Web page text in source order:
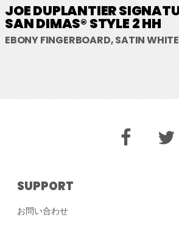
JOE DUPLANTIER
SAN DIMAS® STYLE 2 HH
EBONY FINGERBOARD, SATIN WHITE
SUPPORT
お問い合わせ